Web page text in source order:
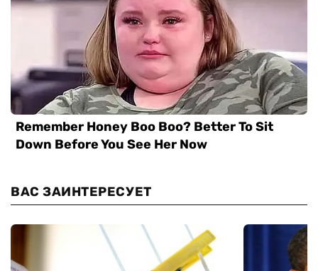
ВАС ЗАИНТЕРЕСУЕТ